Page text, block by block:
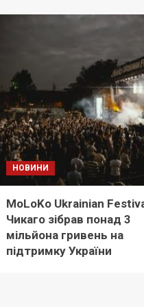
НОВИНИ
MoLoKo Ukrainian
Чикаго зібрав понад 3
мільйона гривень на
підтримку України